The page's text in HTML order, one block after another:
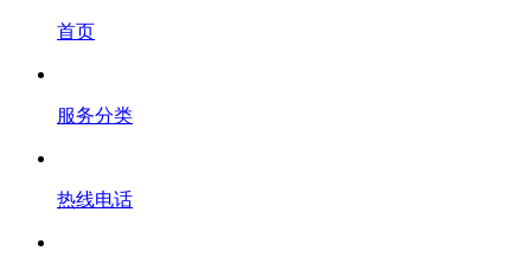
首页
服务分类
热线电话